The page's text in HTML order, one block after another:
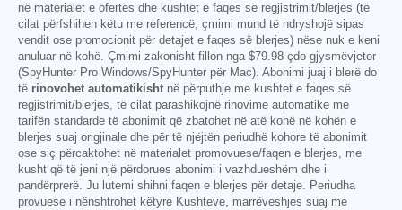
në materialet e ofertës dhe kushtet e faqes së regjistrimit/blerjes (të
cilat përfshihen këtu me referencë; çmimi mund të ndryshojë sipas
vendit ose promocionit për detajet e faqes së blerjes) nëse nuk e keni
anuluar në kohë. Çmimi zakonisht fillon nga $79.98 çdo gjysmëvjetor
(SpyHunter Pro Windows/SpyHunter për Mac). Abonimi juaj i blerë do
të rinovohet automatikisht në përputhje me kushtet e faqes së
regjistrimit/blerjes, të cilat parashikojnë rinovime automatike me
tarifën standarde të abonimit që zbatohet në atë kohë në kohën e
blerjes suaj origjinale dhe për të njëjtën periudhë kohore të abonimit
ose siç përcaktohet në materialet promovuese/faqen e blerjes, me
kusht që të jeni një përdorues abonimi i vazhdueshëm dhe i
pandërprerë. Ju lutemi shihni faqen e blerjes për detaje. Periudha
provuese i nënshtrohet këtyre Kushteve, marrëveshjes suaj me